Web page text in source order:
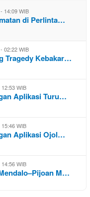
14:09 WIB
di Perlinta…
02:22 WIB
Tragedy Kebakar…
WIB
Aplikasi Turu…
WIB
Aplikasi Ojol…
WIB
M…